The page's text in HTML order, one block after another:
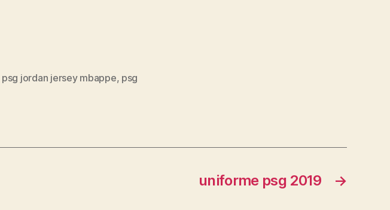
psg jordan jersey mbappe, psg
→
uniforme psg 2019